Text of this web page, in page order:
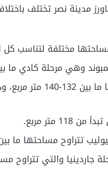
مدينة نصر تختلف
مختلفة لتناسب كل
كادي ما بين 115-162 متر
الشقق السكنية في المرحلة
مربع.
ما بين 110- 155 متر